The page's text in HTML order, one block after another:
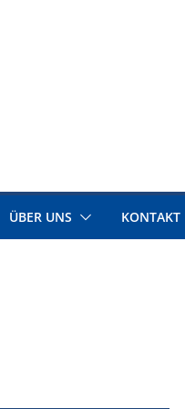
ÜBER UNS KONTAKT